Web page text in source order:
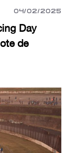
04/02/2025
Day
de